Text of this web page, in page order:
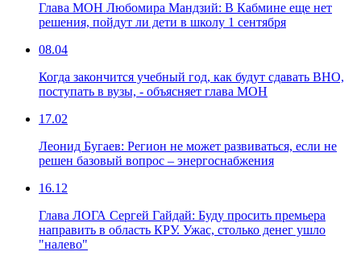
Глава МОН Любомира Мандзий: В Кабмине еще нет
решения, пойдут ли дети в школу 1 сентября
08.04
Когда закончится учебный год, как будут сдавать ВНО,
поступать в вузы, - объясняет глава МОН
17.02
Леонид Бугаев: Регион не может развиваться, если не
решен базовый вопрос – энергоснабжения
16.12
Глава ЛОГА Сергей Гайдай: Буду просить премьера
направить в область КРУ. Ужас, столько денег ушло
"налево"